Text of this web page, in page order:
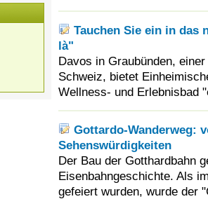
Tauchen Sie ein in das
là"
Davos in Graubünden,
Schweiz, bietet
Wellness- und Erlebnisbad
Gottardo-Wanderweg:
Sehenswürdigkeiten
Der Bau der Gotthardbahn
Eisenbahngeschichte. Als
gefeiert wurden, wurde der